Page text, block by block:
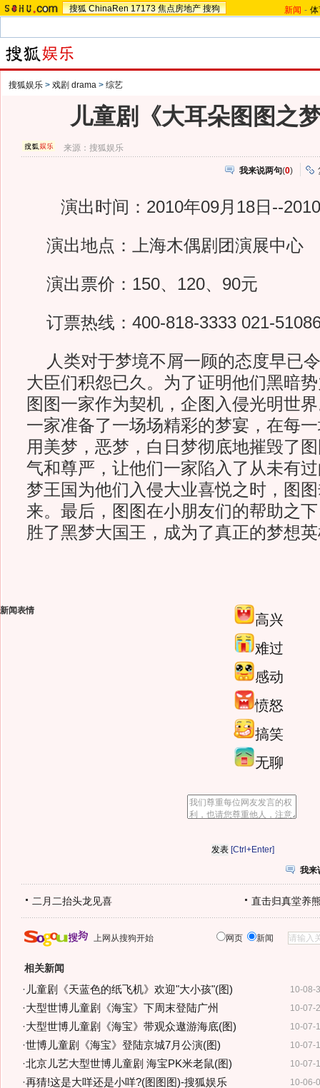
搜狐 ChinaRen 17173 焦点房地产 搜狗 新闻 -
搜狐娱乐 > 戏剧 drama > 综艺
儿童剧《大耳朵图图之
来源：搜狐娱乐
我来说两句(0)
演出时间：2010年09月18日--2010
演出地点：上海木偶剧团演展中心
演出票价：150、120、90元
订票热线：400-818-3333 021-
人类对于梦境不屑一顾的态度早已
大臣们积怨已久。为了证明他们黑暗
图图一家作为契机，企图入侵光明世
一家准备了一场场精彩的梦宴，在每
用美梦，恶梦，白日梦彻底地摧毁了
气和尊严，让他们一家陷入了从未有
梦王国为他们入侵大业喜悦之时，图
来。最后，图图在小朋友们的帮助之
胜了黑梦大国王，成为了真正的梦想
新闻表情
高兴
难过
感动
愤怒
搞笑
无聊
[Ctrl+Enter]
我来
二月二抬头龙见喜 直击归真堂养
上网从搜狗开始 网页 新闻
相关新闻
10-08-
· 儿童剧《天蓝色的纸飞机》欢迎"大小孩"(图)
10-07-
·大型世博儿童剧《海宝》下周末登陆广州
10-07-
·大型世博儿童剧《海宝》带观众遨游海底(图)
10-07-
·世博儿童剧《海宝》登陆京城7月公演(图)
10-07-
·北京儿艺大型世博儿童剧 海宝PK米老鼠(图)
10-06-
·再猜!这是大咩还是小咩?(图图图)-搜狐娱乐